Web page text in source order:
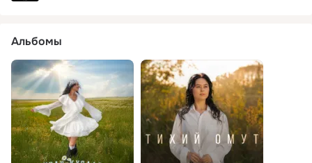
Альбомы